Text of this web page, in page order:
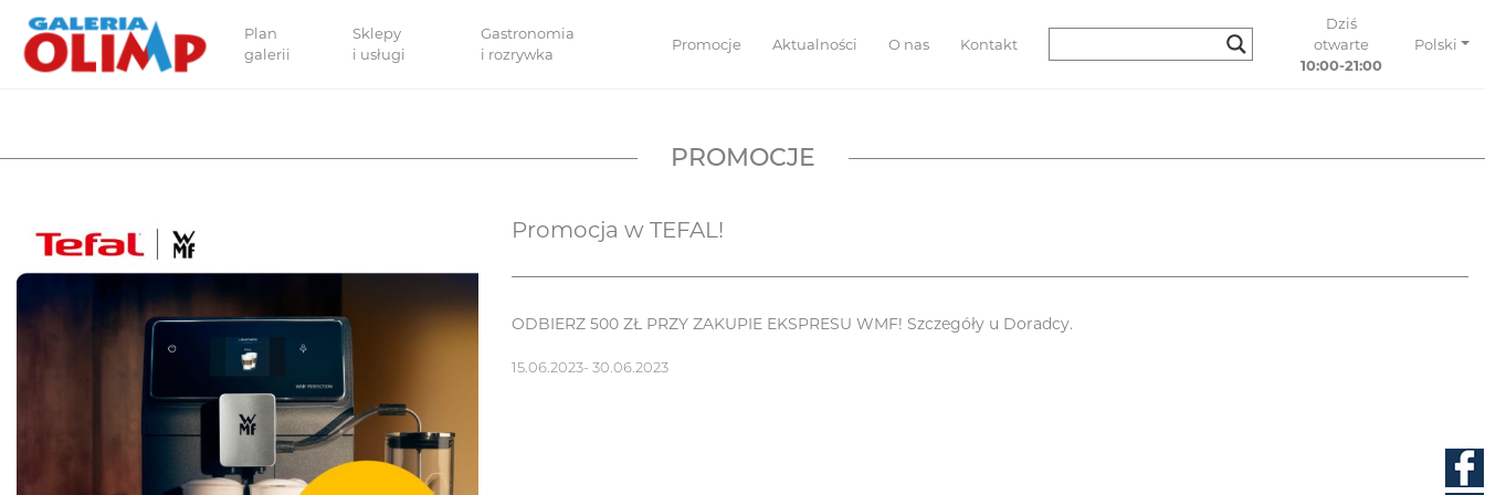
Plan
galerii
Sklepy
i usługi
Gastronomia
i rozrywka
Promocje Aktualności O nas Kontakt
Dziś
otwarte
10:00-21:00
Polski
PROMOCJE
Promocja w TEFAL!
ODBIERZ 500 ZŁ PRZY ZAKUPIE EKSPRESU WMF! Szczegóły u Doradcy.
15.06.2023- 30.06.2023